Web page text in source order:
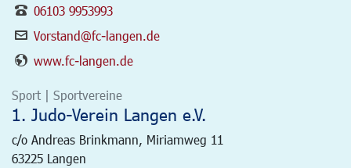
06103 9953993
Vorstand@fc-langen.de
www.fc-langen.de
Sport | Sportvereine
1. Judo-Verein Langen e.V.
c/o Andreas Brinkmann, Miriamweg 11
63225 Langen